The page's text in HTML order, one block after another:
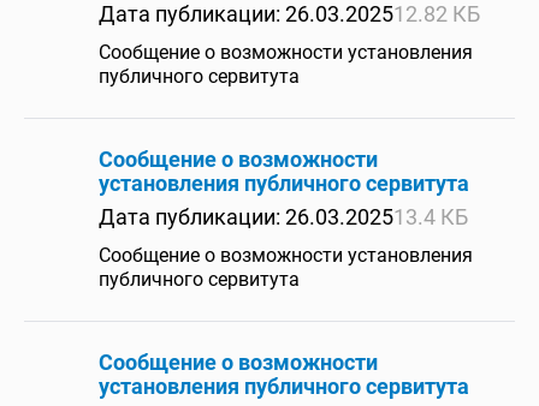
Дата публикации: 26.03.202512.82 КБ
Сообщение о возможности установления
публичного сервитута
Сообщение о возможности
установления публичного сервитута
Дата публикации: 26.03.202513.4 КБ
Сообщение о возможности установления
публичного сервитута
Сообщение о возможности
установления публичного сервитута